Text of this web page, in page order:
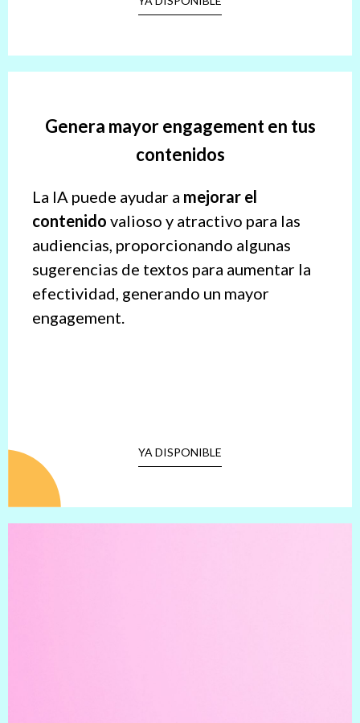
Genera mayor engagement en tus
contenidos
La IA puede ayudar a mejorar el
contenido valioso y atractivo para las
audiencias, proporcionando algunas
sugerencias de textos para aumentar la
efectividad, generando un mayor
engagement.
YA DISPONIBLE